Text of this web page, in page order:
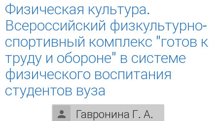
Физическая культура.
Всероссийский физкультурно-
спортивный комплекс "готов к
труду и обороне" в системе
физического воспитания
студентов вуза
Гавронина Г. А.